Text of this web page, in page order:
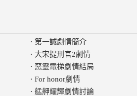
· 第一誡劇情簡介
· 大宋提刑官2劇情
· 惡靈電梯劇情結局
· For honor劇情
· 艋舺耀輝劇情討論